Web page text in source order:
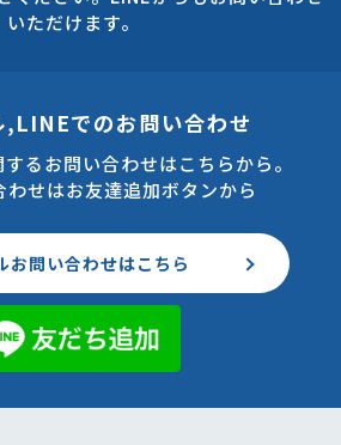
いただけます。
,LINEでのお問い合わせ
るお問い合わせはこちらから。
わせはお友達追加ボタンから
お問い合わせはこちら